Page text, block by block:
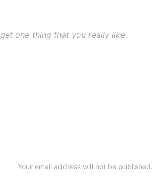
one thing that you really like.
Your email address will not be published.